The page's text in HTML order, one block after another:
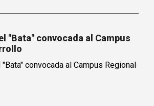
"Bata" convocada al Campus